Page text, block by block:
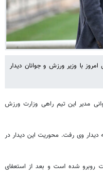
با وزیر ورزش و جوانان دیدار
مدیر این تیم راهی وزارت ورزش
وی رفت. محوریت این دیدار در
روبرو شده است و بعد از استعفای